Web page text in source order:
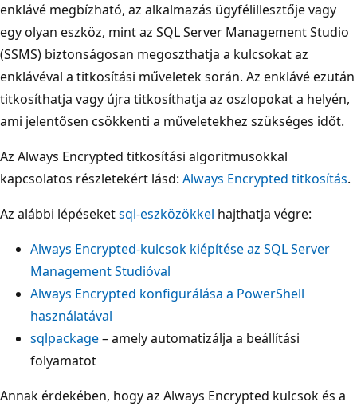
enklávé megbízható, az alkalmazás ügyfélillesztője vagy
egy olyan eszköz, mint az SQL Server Management Studio
(SSMS) biztonságosan megoszthatja a kulcsokat az
enklávéval a titkosítási műveletek során. Az enklávé ezután
titkosíthatja vagy újra titkosíthatja az oszlopokat a helyén,
ami jelentősen csökkenti a műveletekhez szükséges időt.
Az Always Encrypted titkosítási algoritmusokkal
kapcsolatos részletekért lásd: Always Encrypted titkosítás.
Az alábbi lépéseketsql-eszközökkel hajthatja végre:
Always Encrypted-kulcsok kiépítése az SQL Server
Management Studióval
Always Encrypted konfigurálása a PowerShell
használatával
sqlpackage– amely automatizálja a beállítási
folyamatot
Annak érdekében, hogy az Always Encrypted kulcsok és a